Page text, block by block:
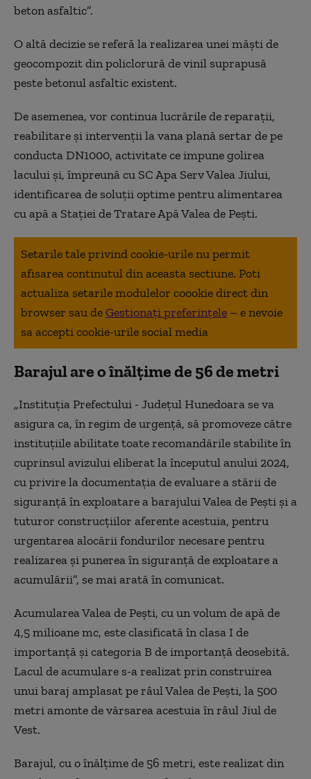
beton asfaltic”.
O altă decizie se referă la realizarea unei măști de
geocompozit din policlorură de vinil suprapusă
peste betonul asfaltic existent.
De asemenea, vor continua lucrările de reparații,
reabilitare și intervenții la vana plană sertar de pe
conducta DN1000, activitate ce impune golirea
lacului și, împreună cu SC Apa Serv Valea Jiului,
identificarea de soluții optime pentru alimentarea
cu apă a Stației de Tratare Apă Valea de Pești.
Setarile tale privind cookie-urile nu permit
afisarea continutul din aceasta sectiune. Poti
actualiza setarile modulelor coookie direct din
browser sau deGestionați preferințele – e nevoie
sa accepti cookie-urile social media
Barajul are o înălțime de 56 de metri
„Instituția Prefectului - Județul Hunedoara se va
asigura ca, în regim de urgență, să promoveze către
instituțiile abilitate toate recomandările stabilite în
cuprinsul avizului eliberat la începutul anului 2024,
cu privire la documentația de evaluare a stării de
siguranță în exploatare a barajului Valea de Pești și a
tuturor construcțiilor aferente acestuia, pentru
urgentarea alocării fondurilor necesare pentru
realizarea și punerea în siguranță de exploatare a
acumulării”, se mai arată în comunicat.
Acumularea Valea de Pești, cu un volum de apă de
4,5 milioane mc, este clasificată în clasa I de
importanță și categoria B de importanță deosebită.
Lacul de acumulare s-a realizat prin construirea
unui baraj amplasat pe râul Valea de Pești, la 500
metri amonte de vărsarea acestuia în râul Jiul de
Vest.
Barajul, cu o înălțime de 56 metri, este realizat din